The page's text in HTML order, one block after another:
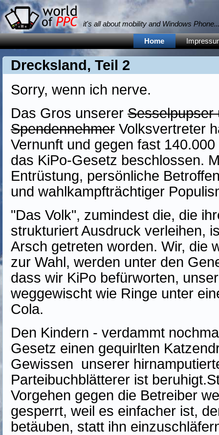
it's all about mobility and Windows
Home
Drecksland, Teil 2
Sorry, wenn ich nerve.
Das Gros unserer Sesselpupser
Spendennehmer Volksvertreter
Vernunft und gegen fast
das KiPo-Gesetz beschlossen.
Entrüstung, persönliche
und wahlkampfträchtiger
"Das Volk", zumindest die, die
strukturiert Ausdruck verleihen,
Arsch getreten worden. Wir, die
zur Wahl, werden unter den
dass wir KiPo befürworten,
weggewischt wie Ringe unter
Cola.
Den Kindern - verdammt
Gesetz einen gequirlten
Gewissen unserer
Parteibuchblätterer ist
Vorgehen gegen die Betreiber
gesperrt, weil es einfacher ist,
betäuben, statt ihn